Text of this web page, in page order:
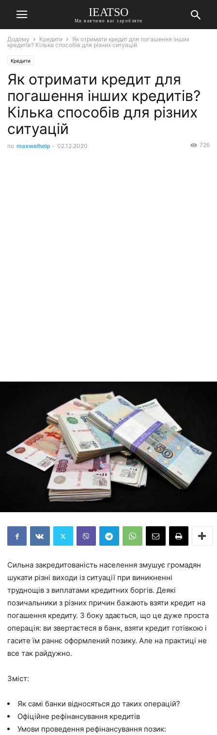
IEATSO
Ми навчимо вас заробляти
Додому Кредити
Як отримати кредит для погашення інших
кредитів? Кілька способів для різних ситуацій
Кредити
Як отримати кредит для
погашення інших кредитів?
Кілька способів для різних
ситуацій
по maxwelhelp - 02.12.2020 726
Сильна закредитованість населення змушує громадян
шукати різні виходи із ситуації при виникненні
труднощів з виплатами кредитних боргів. Деякі
позичальники з різних причин бажають взяти кредит на
погашення кредиту. З боку здається, що це дуже проста
операція: ви звертаєтеся в банк, взяти кредит готівкою і
гасите їм раннє оформлений позику. Але на практиці не
все так райдужно.
Зміст:
Як самі банки відносяться до таких операцій?
Офіційне рефінансування кредитів
Умови проведення рефінансування позик: